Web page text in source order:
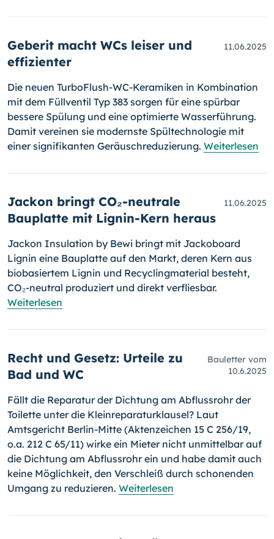
Geberit macht WCs leiser und
effizienter
11.06.2025
Die neuen TurboFlush-WC-Keramiken in Kombination
mit dem Füllventil Typ 383 sorgen für eine spürbar
bessere Spülung und eine optimierte Wasserführung.
Damit vereinen sie modernste Spültechnologie mit
einer signifikanten Geräuschreduzierung. Weiterlesen
Jackon bringt CO₂-neutrale
Bauplatte mit Lignin-Kern heraus
11.06.2025
Jackon Insulation by Bewi bringt mit Jackoboard
Lignin eine Bauplatte auf den Markt, deren Kern aus
biobasiertem Lignin und Recyclingmaterial besteht,
CO₂-neutral produziert und direkt verfliesbar.
Weiterlesen
Recht und Gesetz: Urteile zu
Bad und WC
Bauletter vom
10.6.2025
Fällt die Reparatur der Dichtung am Abflussrohr der
Toilette unter die Kleinreparaturklausel? Laut
Amtsgericht Berlin-Mitte (Aktenzeichen 15 C 256/19,
o.a. 212 C 65/11) wirke ein Mieter nicht unmittelbar auf
die Dichtung am Abflussrohr ein und habe damit auch
keine Möglichkeit, den Verschleiß durch schonenden
Umgang zu reduzieren. Weiterlesen